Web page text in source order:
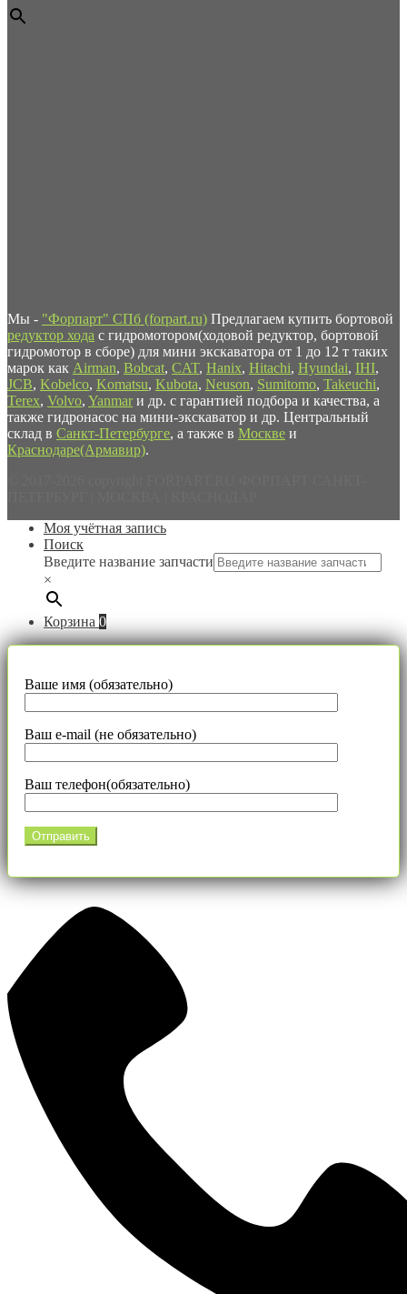
Мы - "Форпарт" СПб (forpart.ru) Предлагаем купить бортовой
редуктор хода с гидромотором(ходовой редуктор, бортовой
гидромотор в сборе) для мини экскаватора от 1 до 12 т таких
марок как Airman, Bobcat, CAT, Hanix, Hitachi, Hyundai, IHI,
JCB, Kobelco, Komatsu, Kubota, Neuson, Sumitomo, Takeuchi,
Terex, Volvo, Yanmar и др. с гарантией подбора и качества, а
также гидронасос на мини-экскаватор и др. Центральный
склад в Санкт-Петербурге, а также в Москве и
Краснодаре(Армавир).
Моя учётная запись
Поиск
Введите название запчасти
×
Корзина 0
Ваше имя (обязательно)
Ваш e-mail (не обязательно)
Ваш телефон(обязательно)